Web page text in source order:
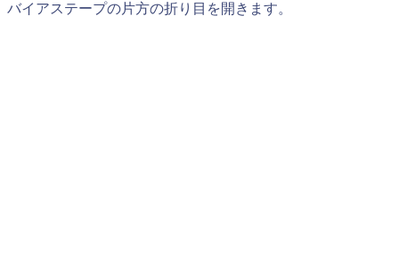
バイアステープの片方の折り目を開きます。